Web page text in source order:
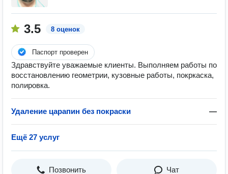
3.5 8 оценок
Паспорт проверен
Здравствуйте уважаемые клиенты. Выполняем работы по
восстановлению геометрии, кузовные работы, покркаска,
полировка.
Удаление царапин без покраски —
Ещё 27 услуг
Позвонить Чат